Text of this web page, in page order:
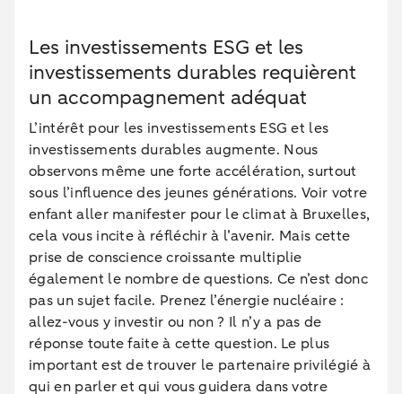
Les investissements ESG et les
investissements durables requièrent
un accompagnement adéquat
L’intérêt pour les investissements ESG et les
investissements durables augmente. Nous
observons même une forte accélération, surtout
sous l’influence des jeunes générations. Voir votre
enfant aller manifester pour le climat à Bruxelles,
cela vous incite à réfléchir à l’avenir. Mais cette
prise de conscience croissante multiplie
également le nombre de questions. Ce n’est donc
pas un sujet facile. Prenez l’énergie nucléaire :
allez-vous y investir ou non ? Il n’y a pas de
réponse toute faite à cette question. Le plus
important est de trouver le partenaire privilégié à
qui en parler et qui vous guidera dans votre